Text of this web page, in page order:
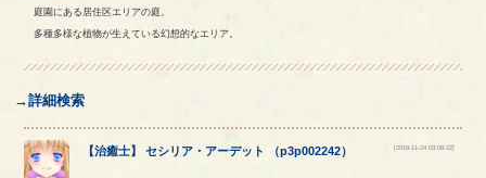
庭園にある居住区エリアの庭。
多種多様な植物が生えている幻想的なエリア。
→詳細検索
【治癒士】セシリア ・ アーデット （p3p002242） [2018-11-24 03:08:22]